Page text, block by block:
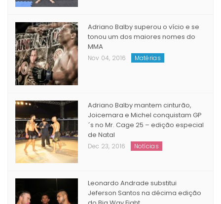
Adriano Balby superou o vício e se
tonou um dos maiores nomes do
MMA
Nov 04, 2016 Matérias
Adriano Balby mantem cinturão,
Joicemara e Michel conquistam GP
´s no Mr. Cage 25 – edição especial
de Natal
Dec 23, 2016 Notícias
Leonardo Andrade substitui
Jeferson Santos na décima edição